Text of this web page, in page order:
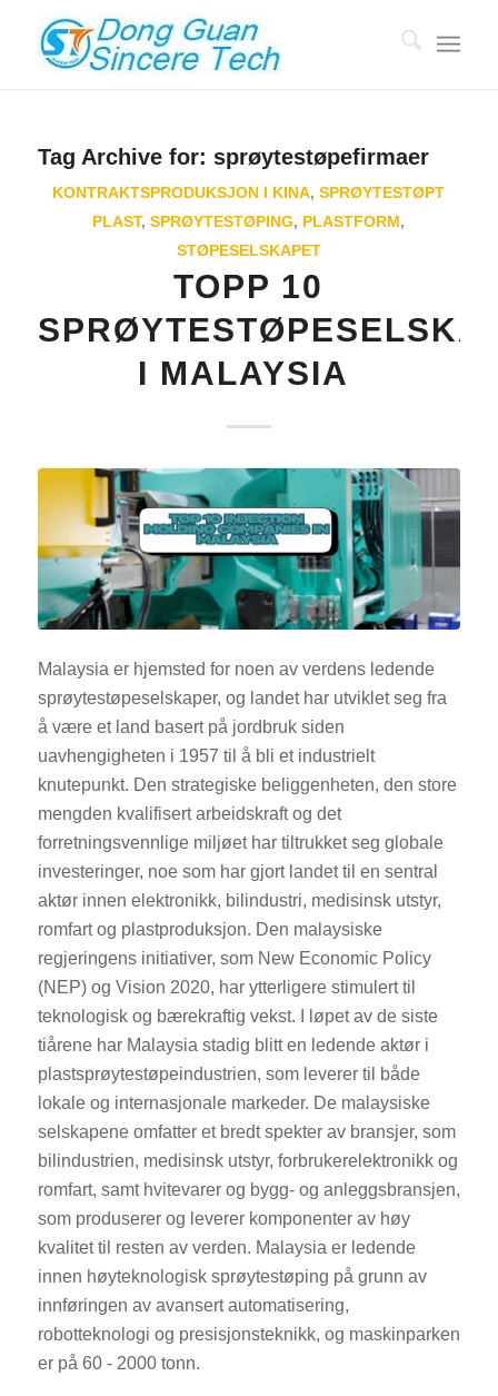
Tag Archive for: sprøytestøpefirmaer
KONTRAKTSPRODUKSJON I KINA,SPRØYTESTØPT
PLAST,SPRØYTESTØPING, PLASTFORM,
STØPESELSKAPET
TOPP 10
I MALAYSIA
Malaysia er hjemsted for noen av verdens ledende
sprøytestøpeselskaper, og landet har utviklet seg fra
å være et land basert på jordbruk siden
uavhengigheten i 1957 til å bli et industrielt
knutepunkt. Den strategiske beliggenheten, den store
mengden kvalifisert arbeidskraft og det
forretningsvennlige miljøet har tiltrukket seg globale
investeringer, noe som har gjort landet til en sentral
aktør innen elektronikk, bilindustri, medisinsk utstyr,
romfart og plastproduksjon. Den malaysiske
regjeringens initiativer, som New Economic Policy
(NEP) og Vision 2020, har ytterligere stimulert til
teknologisk og bærekraftig vekst. I løpet av de siste
tiårene har Malaysia stadig blitt en ledende aktør i
plastsprøytestøpeindustrien, som leverer til både
lokale og internasjonale markeder. De malaysiske
selskapene omfatter et bredt spekter av bransjer, som
bilindustrien, medisinsk utstyr, forbrukerelektronikk og
romfart, samt hvitevarer og bygg- og anleggsbransjen,
som produserer og leverer komponenter av høy
kvalitet til resten av verden. Malaysia er ledende
innen høyteknologisk sprøytestøping på grunn av
innføringen av avansert automatisering,
robotteknologi og presisjonsteknikk, og maskinparken
er på 60 - 2000 tonn.